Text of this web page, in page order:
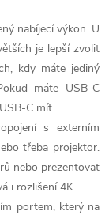
nabíjecí výkon. U
je lepší zvolit
kdy máte jediný
máte USB-C
C mít.
s externím
třeba projektor.
nebo prezentovat
i rozlišení 4K.
portem, který na